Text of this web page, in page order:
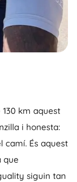
km aquest
i honesta:
camí. És aquest
que
siguin tan